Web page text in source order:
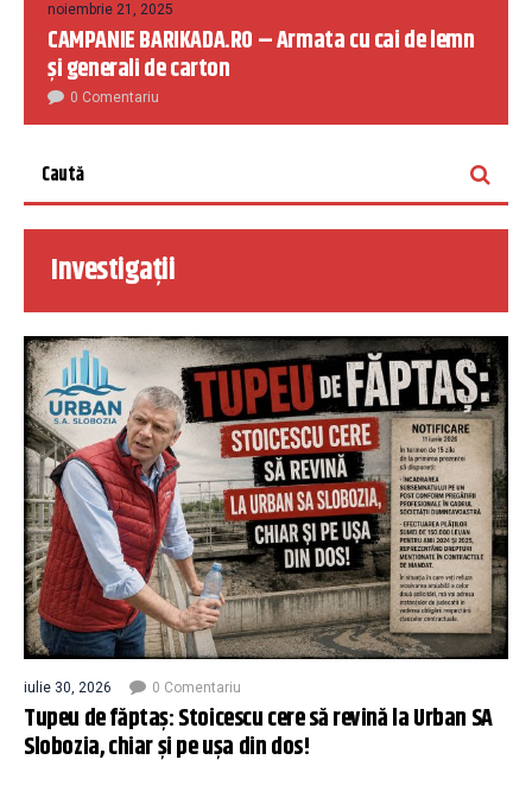
noiembrie 21, 2025
CAMPANIE BARIKADA.RO – Armata cu cai de lemn
și generali de carton
0 Comentariu
Investigații
iulie 30, 2026 0 Comentariu
Tupeu de făptaș: Stoicescu cere să revină la Urban SA
Slobozia, chiar și pe ușa din dos!